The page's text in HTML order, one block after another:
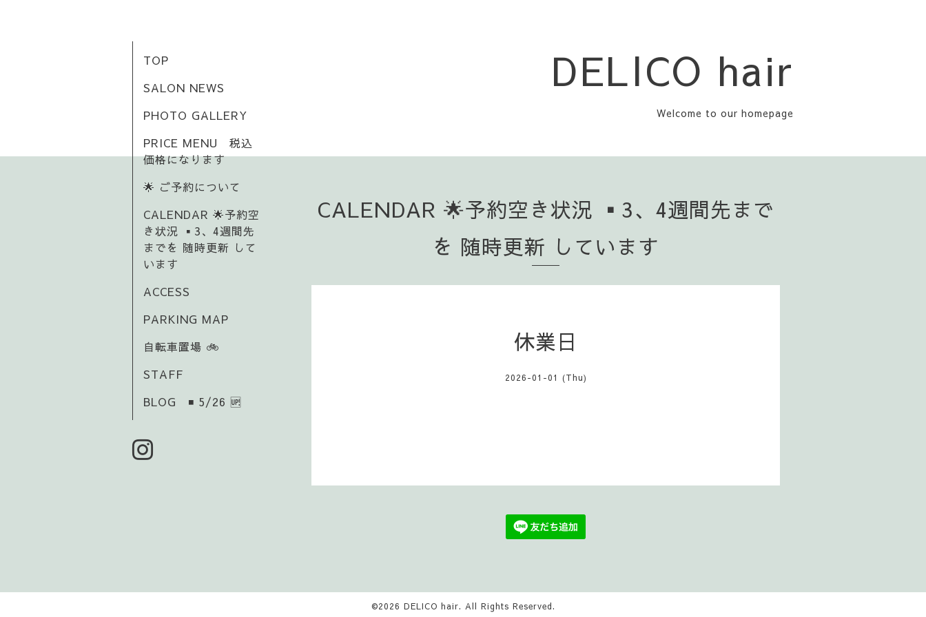
DELICO hair
Welcome to our homepage
TOP
SALON NEWS
PHOTO GALLERY
PRICE MENU 税込
価格になります
🌟 ご予約について
CALENDAR 🌟予約空
き状況 ▪️3、4週間先
までを 随時更新 して
います
ACCESS
PARKING MAP
自転車置場 🚲️
STAFF
BLOG ◾ 5/26 🆙
CALENDAR 🌟予約空き状況 ▪️3、4週間先まで
を 随時更新 しています
休業日
2026-01-01 (Thu)
©2026 DELICO hair. All Rights Reserved.